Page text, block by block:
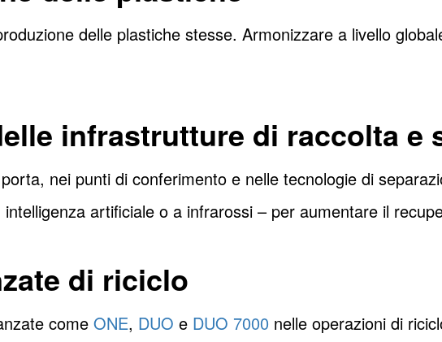
delle plastiche stesse. Armonizzare a livello
infrastrutture di raccolta e
nei punti di conferimento e nelle tecnologie di
artificiale o a infrarossi – per aumentare il
di riciclo
come ONE, DUO e DUO 7000 nelle operazioni di